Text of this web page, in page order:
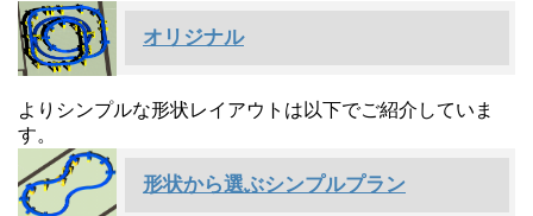
オリジナル
よりシンプルな形状レイアウトは以下でご紹介していま
す。
形状から選ぶシンプルプラン